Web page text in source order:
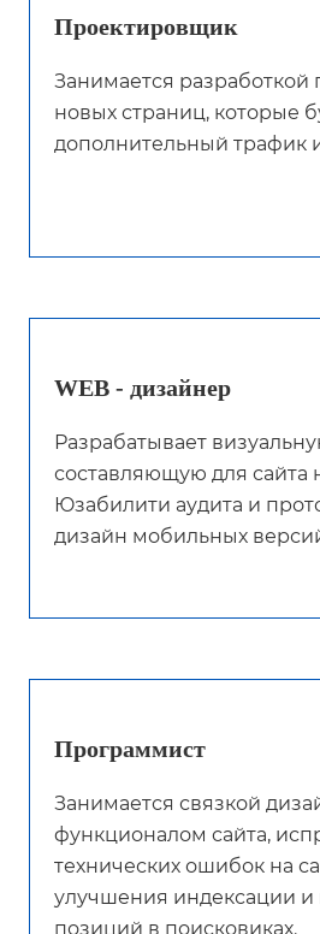
Проектировщик
Занимается разработкой
новых страниц, которые
дополнительный трафик
WEB - дизайнер
Разрабатывает
составляющую для сайта
Юзабилити аудита и
дизайн мобильных
Программист
Занимается связкой
функционалом сайта,
технических ошибок на
улучшения индексации
позиций в поисковиках.